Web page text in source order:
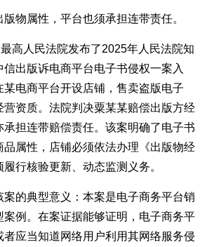
属性，平台也须承担连带责任。
人民法院发布了2025年人民法院知
出版诉电商平台电子书侵权一案入
电商平台开设店铺，售卖盗版电子
营资质。法院判决粟某某赔偿出版方经
担连带赔偿责任。该案明确了电子书
品属性，店铺必须依法办理《出版物经
行核验更新、动态监测义务。
的典型意义：本案是电子商务平台销
案例。在案证据能够证明，电子商务平
者应当知道网络用户利用其网络服务侵